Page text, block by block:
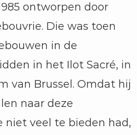
ontworpen door
Die was toen
in de
in het Ilot Sacré, in
van Brussel. Omdat hij
naar deze
niet veel te bieden had,